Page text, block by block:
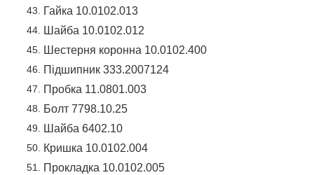
Гайка 10.0102.013
Шайба 10.0102.012
Шестерня коронна 10.0102.400
Підшипник 333.2007124
Пробка 11.0801.003
Болт 7798.10.25
Шайба 6402.10
Кришка 10.0102.004
Прокладка 10.0102.005